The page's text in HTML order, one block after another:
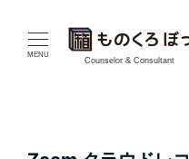
MENU
Counselor & Consultant